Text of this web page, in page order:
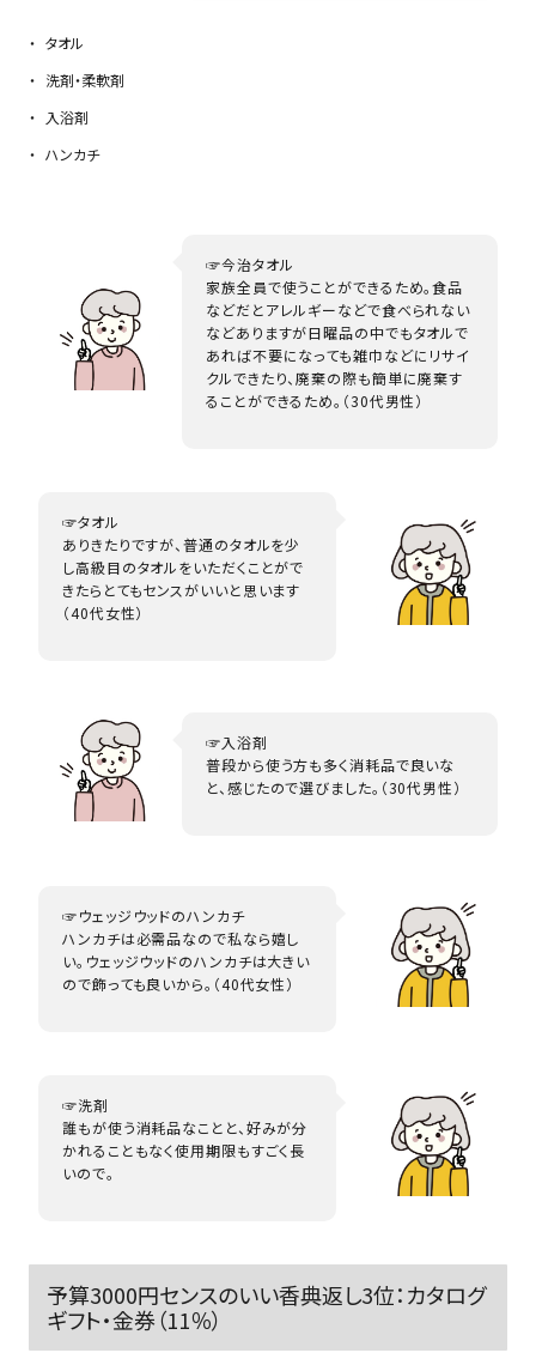
タオル
洗剤・柔軟剤
入浴剤
ハンカチ
☞今治タオル
家族全員で使うことができるため。食品
などだとアレルギーなどで食べられない
などありますが日曜品の中でもタオルで
あれば不要になっても雑巾などにリサイ
クルできたり、廃棄の際も簡単に廃棄す
ることができるため。（30代男性）
☞タオル
ありきたりですが、普通のタオルを少
し高級目のタオルをいただくことがで
きたらとてもセンスがいいと思います
（40代女性）
☞入浴剤
普段から使う方も多く消耗品で良いな
と、感じたので選びました。（30代男性）
☞ウェッジウッドのハンカチ
ハンカチは必需品なので私なら嬉し
い。ウェッジウッドのハンカチは大きい
ので飾っても良いから。（40代女性）
☞洗剤
誰もが使う消耗品なことと、好みが分
かれることもなく使用期限もすごく長
いので。
予算3000円センスのいい香典返し3位：カタログ
ギフト・金券（11％）